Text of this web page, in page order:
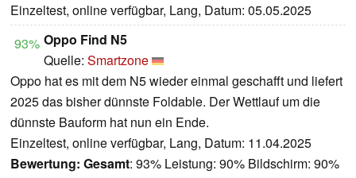
Einzeltest, online verfügbar, Lang, Datum: 05.05.2025
93% Oppo Find N5
Quelle: Smartzone
Oppo hat es mit dem N5 wieder einmal geschafft und liefert
2025 das bisher dünnste Foldable. Der Wettlauf um die
dünnste Bauform hat nun ein Ende.
Einzeltest, online verfügbar, Lang, Datum: 11.04.2025
Bewertung: Gesamt: 93% Leistung: 90% Bildschirm: 90%